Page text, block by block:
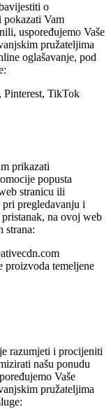
o
pokazati Vam
uspoređujemo Vaše
pružateljima
oglašavanje, pod
TikTok
prikazati
popusta
stranicu ili
pri pregledavanju i
na ovoj web
strana:
temeljene
razumjeti i procijeniti
našu ponudu
Vaše
pružateljima